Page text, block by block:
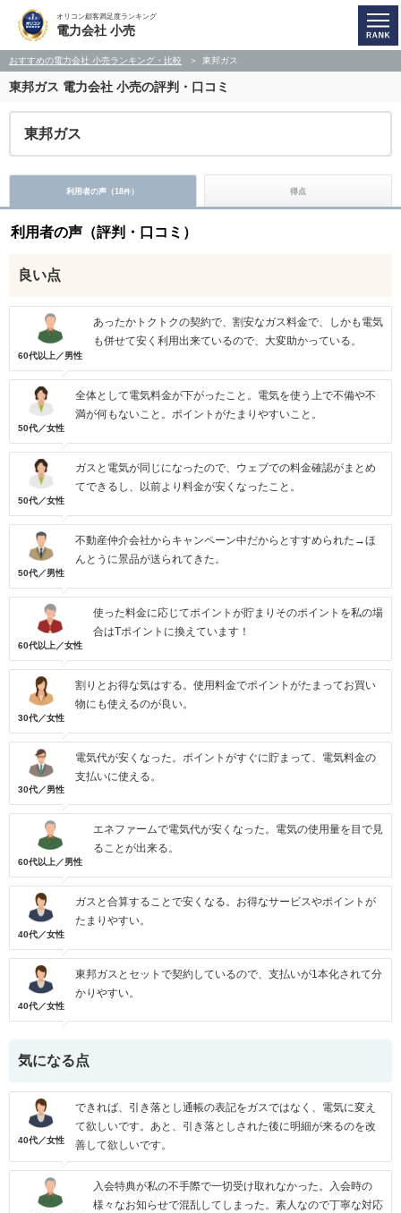
オリコン顧客満足度ランキング
電力会社 小売
おすすめの電力会社 小売ランキング・比較 東邦ガス
東邦ガス 電力会社 小売の評判・口コミ
東邦ガス
利用者の声（18件） 得点
利用者の声（評判・口コミ）
良い点
60代以上／男性
あったかトクトクの契約で、割安なガス料金で、しかも電気
も併せて安く利用出来ているので、大変助かっている。
50代／女性
全体として電気料金が下がったこと。電気を使う上で不備や不
満が何もないこと。ポイントがたまりやすいこと。
50代／女性
ガスと電気が同じになったので、ウェブでの料金確認がまとめ
てできるし、以前より料金が安くなったこと。
50代／男性
不動産仲介会社からキャンペーン中だからとすすめられた→ほ
んとうに景品が送られてきた。
60代以上／女性
使った料金に応じてポイントが貯まりそのポイントを私の場
合はTポイントに換えています！
30代／女性
割りとお得な気はする。使用料金でポイントがたまってお買い
物にも使えるのが良い。
30代／男性
電気代が安くなった。ポイントがすぐに貯まって、電気料金の
支払いに使える。
60代以上／男性
エネファームで電気代が安くなった。電気の使用量を目で見
ることが出来る。
40代／女性
ガスと合算することで安くなる。お得なサービスやポイントが
たまりやすい。
40代／女性
東邦ガスとセットで契約しているので、支払いが1本化されて分
かりやすい。
気になる点
40代／女性
できれば、引き落とし通帳の表記をガスではなく、電気に変え
て欲しいです。あと、引き落としされた後に明細が来るのを改
善して欲しいです。
入会特典が私の不手際で一切受け取れなかった。入会時の
様々なお知らせで混乱してしまった。素人なので丁寧な対応